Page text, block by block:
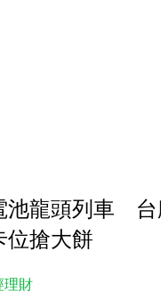
池龍頭列車 台
位搶大餅
理財